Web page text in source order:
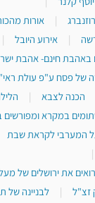
| אורות
| אירוע היובל |
באהבת חינם- אהבת
של פסח ע"פ עולת
הכנה לצבא |
במקרא ומפורשים
המערבי לקראת שבת
|
את ירושלים של
זצ"ל
| לבניינה של